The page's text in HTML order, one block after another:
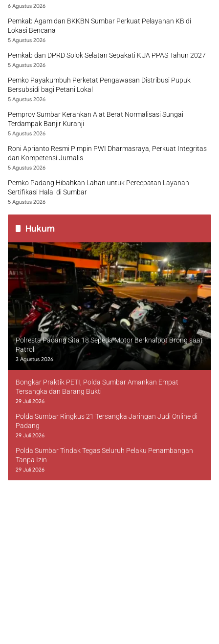
6 Agustus 2026
Pemkab Agam dan BKKBN Sumbar Perkuat Pelayanan KB di
Lokasi Bencana
5 Agustus 2026
Pemkab dan DPRD Solok Selatan Sepakati KUA PPAS Tahun 2027
5 Agustus 2026
Pemko Payakumbuh Perketat Pengawasan Distribusi Pupuk
Bersubsidi bagi Petani Lokal
5 Agustus 2026
Pemprov Sumbar Kerahkan Alat Berat Normalisasi Sungai
Terdampak Banjir Kuranji
5 Agustus 2026
Roni Aprianto Resmi Pimpin PWI Dharmasraya, Perkuat Integritas
dan Kompetensi Jurnalis
5 Agustus 2026
Pemko Padang Hibahkan Lahan untuk Percepatan Layanan
Sertifikasi Halal di Sumbar
5 Agustus 2026
Hukum
Polresta Padang Sita 18 Sepeda Motor Berknalpot Brong saat
Patroli
3 Agustus 2026
Bongkar Praktik PETI, Polda Sumbar Amankan Empat
Tersangka dan Barang Bukti
29 Juli 2026
Polda Sumbar Ringkus 21 Tersangka Jaringan Judi Online di
Padang
29 Juli 2026
Polda Sumbar Tindak Tegas Seluruh Pelaku Penambangan
Tanpa Izin
29 Juli 2026